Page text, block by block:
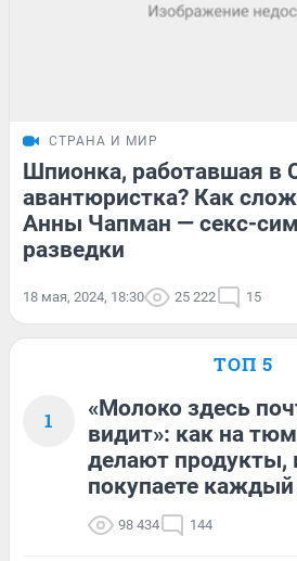
СТРАНА И МИР
Шпионка, работавшая в
авантюристка? Как
Анны Чапман — секс-
разведки
18 мая, 2024, 18:30 25 222 15
ТОП 5
1
«Молоко здесь
видит»: как на
делают продукты,
покупаете
98 434 144